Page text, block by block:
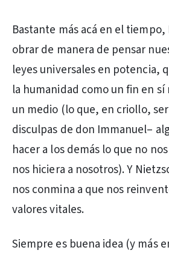
Bastante más acá en el tiempo,
obrar de manera de pensar
leyes universales en potencia,
la humanidad como un fin en sí
un medio (lo que, en criollo,
disculpas de don Immanuel–
hacer a los demás lo que no
nos hiciera a nosotros). Y
nos conmina a que nos
valores vitales.
Siempre es buena idea (y más